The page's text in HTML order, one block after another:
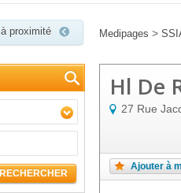
proximité Medipages >
RECHERCHER
Hl De
27 Rue
Ajouter à